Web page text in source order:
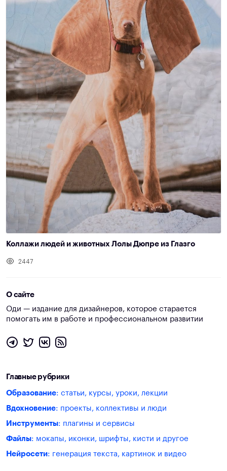
Коллажи людей и животных Лолы Дюпре из Глазго
2447
О сайте
Оди — издание для дизайнеров, которое старается
помогать им в работе и профессиональном развитии
Главные рубрики
Образование: статьи, курсы, уроки, лекции
Вдохновение: проекты, коллективы и люди
Инструменты: плагины и сервисы
Файлы: мокапы, иконки, шрифты, кисти и другое
Нейросети: генерация текста, картинок и видео